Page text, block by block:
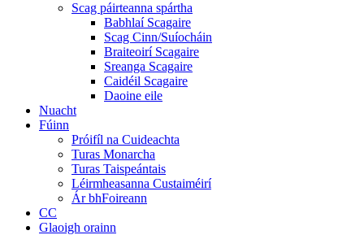
Scag páirteanna spártha
Babhlaí Scagaire
Scag Cinn/Suíocháin
Braiteoirí Scagaire
Sreanga Scagaire
Caidéil Scagaire
Daoine eile
Nuacht
Fúinn
Próifíl na Cuideachta
Turas Monarcha
Turas Taispeántais
Léirmheasanna Custaiméirí
Ár bhFoireann
CC
Glaoigh orainn